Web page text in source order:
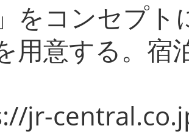
をコンセプト
用意する。宿
jr-